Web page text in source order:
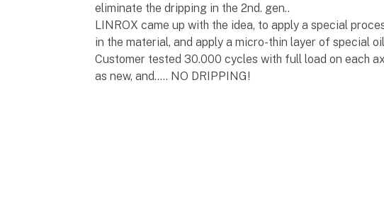
eliminate the dripping in the 2nd. gen..
LINROX came up with the idea, to apply a special
in the material, and apply a micro-thin layer of special
Customer tested 30.000 cycles with full load on each
as new, and..... NO DRIPPING!